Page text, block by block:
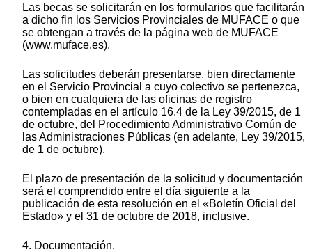
Las becas se solicitarán en los formularios que facilitarán
a dicho fin los Servicios Provinciales de MUFACE o que
se obtengan a través de la página web de MUFACE
(www.muface.es).
Las solicitudes deberán presentarse, bien directamente
en el Servicio Provincial a cuyo colectivo se pertenezca,
o bien en cualquiera de las oficinas de registro
contempladas en el artículo 16.4 de la Ley 39/2015, de 1
de octubre, del Procedimiento Administrativo Común de
las Administraciones Públicas (en adelante, Ley 39/2015,
de 1 de octubre).
El plazo de presentación de la solicitud y documentación
será el comprendido entre el día siguiente a la
publicación de esta resolución en el «Boletín Oficial del
Estado» y el 31 de octubre de 2018, inclusive.
4. Documentación.